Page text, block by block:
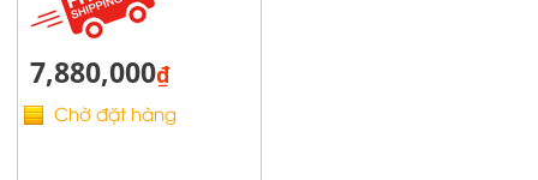
7,880,000₫
Chờ đặt hàng